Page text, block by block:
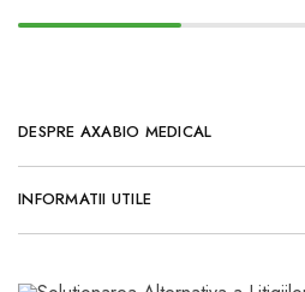
DESPRE AXABIO MEDICAL
INFORMATII UTILE